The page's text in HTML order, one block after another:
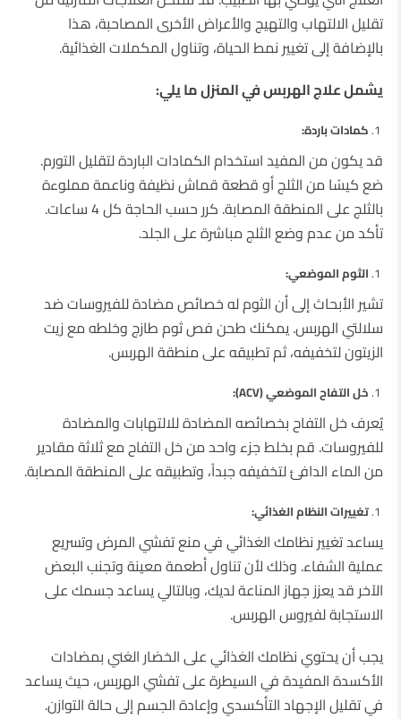
تقليل الالتهاب والتهيج والأعراض الأخرى المصاحبة، هذا
بالإضافة إلى تغيير نمط الحياة، وتناول المكملات الغذائية.
يشمل علاج الهربس في المنزل ما يلي:
كمادات باردة:
قد يكون من المفيد استخدام الكمادات الباردة لتقليل التورم.
ضع كيسًا من الثلج أو قطعة قماش نظيفة وناعمة مملوءة
بالثلج على المنطقة المصابة. كرر حسب الحاجة كل 4 ساعات.
تأكد من عدم وضع الثلج مباشرة على الجلد.
الثوم الموضعي:
تشير الأبحاث إلى أن الثوم له خصائص مضادة للفيروسات ضد
سلالتي الهربس. يمكنك طحن فص ثوم طازج وخلطه مع زيت
الزيتون لتخفيفه، ثم تطبيقه على منطقة الهربس.
خل التفاح الموضعي (ACV):
يُعرف خل التفاح بخصائصه المضادة للالتهابات والمضادة
للفيروسات. قم بخلط جزء واحد من خل التفاح مع ثلاثة مقادير
من الماء الدافئ لتخفيفه جبداً، وتطبيقه على المنطقة المصابة.
تغييرات النظام الغذائي:
يساعد تغيير نظامك الغذائي في منع تفشي المرض وتسريع
عملية الشفاء. وذلك لأن تناول أطعمة معينة وتجنب البعض
الآخر قد يعزز جهاز المناعة لديك، وبالتالي يساعد جسمك على
الاستجابة لفيروس الهربس.
يجب أن يحتوي نظامك الغذائي على الخضار الغني بمضادات
الأكسدة المفيدة في السيطرة على تفشي الهربس، حيث يساعد
في تقليل الإجهاد التأكسدي وإعادة الجسم إلى حالة التوازن.